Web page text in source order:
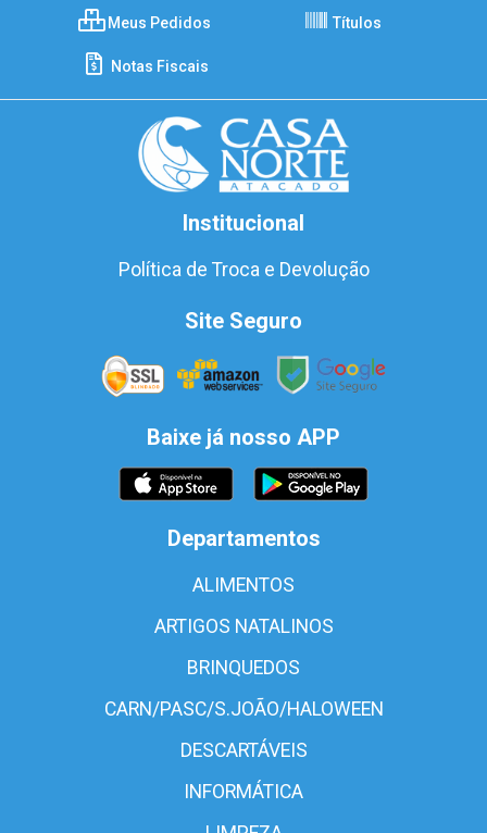
Meus Pedidos Títulos
Notas Fiscais
Institucional
Política de Troca e Devolução
Site Seguro
Baixe já nosso APP
Departamentos
ALIMENTOS
ARTIGOS NATALINOS
BRINQUEDOS
CARN/PASC/S.JOÃO/HALOWEEN
DESCARTÁVEIS
INFORMÁTICA